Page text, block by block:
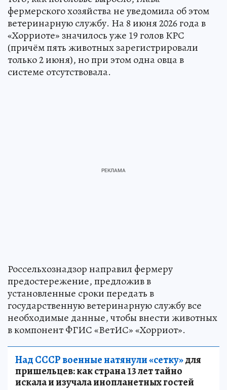
фермерского хозяйства не уведомила об этом
ветеринарную службу. На 8 июня 2026 года в
«Хорриоте» значилось уже 19 голов КРС
(причём пять животных зарегистрировали
только 2 июня), но при этом одна овца в
системе отсутствовала.
Россельхознадзор направил фермеру
предостережение, предложив в
установленные сроки передать в
государственную ветеринарную службу все
необходимые данные, чтобы внести животных
в компонент ФГИС «ВетИС» «Хорриот».
Над СССР военные натянули «сетку»для
пришельцев: как страна 13 лет тайно
искала и изучала инопланетных гостей